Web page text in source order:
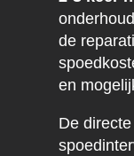
de
en
De